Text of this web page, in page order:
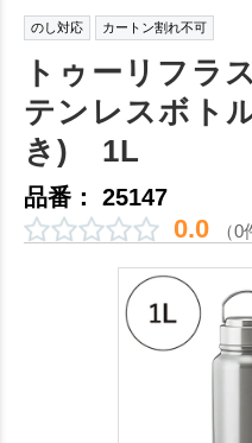
のし対応 カートン割れ不可
トゥーリフラ
テンレスボト
き) 1L
品番： 25147
0.0 （0